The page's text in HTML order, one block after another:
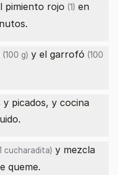
pimiento rojo (1) en
(100 g) y el garrofó (100
picados, y cocina
cucharadita) y mezcla
queme.